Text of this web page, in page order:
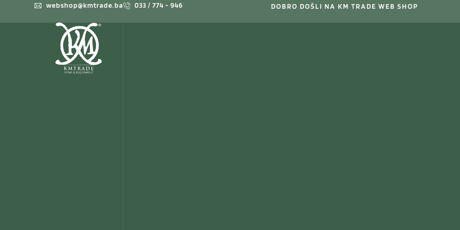
webshop@kmtrade.ba 033 / 774 - 946 DOBRO DOŠLI NA KM TRADE WEB SHOP